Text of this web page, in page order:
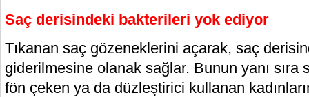
Saç derisindeki bakterileri yok ediyor
Tıkanan saç gözeneklerini açarak, saç
giderilmesine olanak sağlar. Bunun yanı sıra
fön çeken ya da düzleştirici kullanan